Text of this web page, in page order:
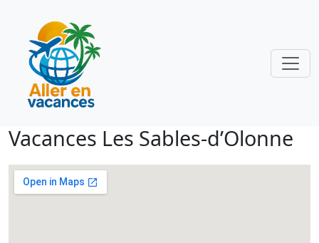
Vacances Les Sables-d’Olonne